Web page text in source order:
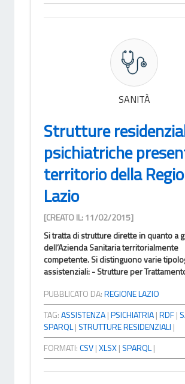
SANITÀ
Strutture
psichiatriche
territorio della
Lazio
[CREATO IL: 11/02/2015]
Si tratta di strutture dirette in quanto a
dell’Azienda Sanitaria territorialmente
competente. Si distinguono varie
assistenziali: - Strutture per
PUBBLICATO DA:REGIONE LAZIO
TAG:ASSISTENZA|PSICHIATRIA|RDF|
SPARQL| STRUTTURE RESIDENZIALI |
FORMATI:CSV|XLSX| SPARQL|